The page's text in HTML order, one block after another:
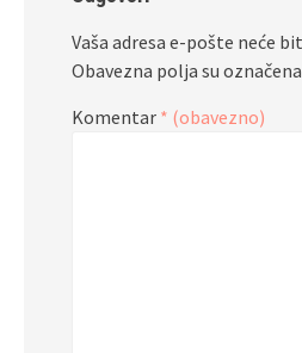
Vaša adresa e-pošte neće
Obavezna polja su
Komentar * (obavezno)